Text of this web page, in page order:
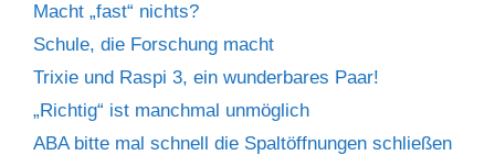
Macht „fast“ nichts?
Schule, die Forschung macht
Trixie und Raspi 3, ein wunderbares Paar!
„Richtig“ ist manchmal unmöglich
ABA bitte mal schnell die Spaltöffnungen schließen